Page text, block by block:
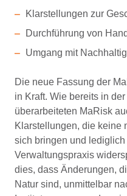
Klarstellungen zur
Durchführung von
Umgang mit
Die neue Fassung der
in Kraft. Wie bereits in
überarbeiteten MaRisk
Klarstellungen, die keine
sich bringen und
Verwaltungspraxis
dies, dass Änderungen,
Natur sind, unmittelbar